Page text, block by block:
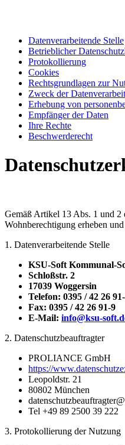
Datenverarbeitende Stelle
Betrieblicher
Protokollierung
Cookies
Rechtsgrundlagen zur
Zweck der
Erhebung von
Empfänger der Daten
Ihre Rechte
Beschwerderecht
Gemäß Artikel 13 Abs. 1 und 2
Wohnberechtigung erheben
1. Datenverarbeitende Stelle
KSU-Soft Kommunal-
Schloßstr. 2
17039 Woggersin
Telefon: 0395 / 42 26
Fax: 0395 / 42 26 91-9
E-Mail: info@ksu-
2. Datenschutzbeauftragter
PROLIANCE GmbH
https://
Leopoldstr. 21
80802 München
Tel +49 89 2500 39 222
3. Protokollierung der Nutzung